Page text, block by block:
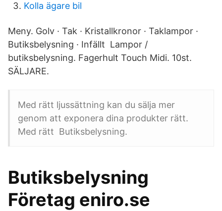
Kolla ägare bil
Meny. Golv · Tak · Kristallkronor · Taklampor ·
Butiksbelysning · Infällt Lampor /
butiksbelysning. Fagerhult Touch Midi. 10st.
SÄLJARE.
Med rätt ljussättning kan du sälja mer
genom att exponera dina produkter rätt.
Med rätt Butiksbelysning.
Butiksbelysning
Företag eniro.se